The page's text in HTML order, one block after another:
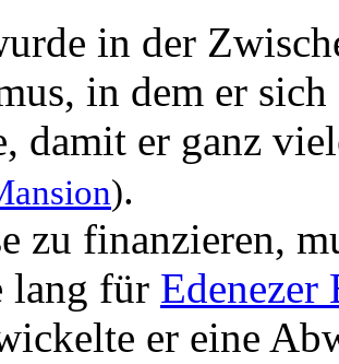
in der
in dem er
damit er ganz
).
zu finanzieren,
lang für Edenezer
er eine